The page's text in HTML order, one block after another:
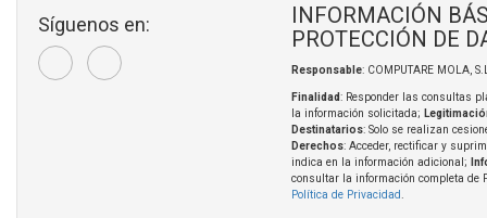
Síguenos en:
INFORMACIÓN
PROTECCIÓN DE
Responsable: COMPUTARE MOLA,
Finalidad: Responder las consultas
la información solicitada;
Destinatarios: Solo se realizan
Derechos: Acceder, rectificar y
indica en la información adicional;
consultar la información completa de
Política de Privacidad